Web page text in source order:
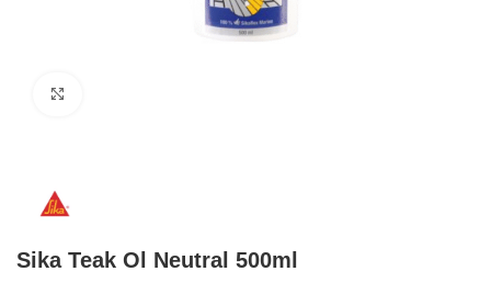
Sika Teak Ol Neutral 500ml